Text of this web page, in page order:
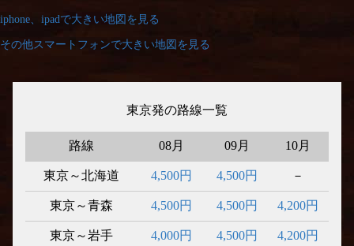
iphone、ipadで大きい地図を見る
その他スマートフォンで大きい地図を見る
東京発の路線一覧
路線 08月 09月 10月
東京～北海道 4,500円 4,500円 －
東京～青森 4,500円 4,500円 4,200円
東京～岩手 4,000円 4,500円 4,200円